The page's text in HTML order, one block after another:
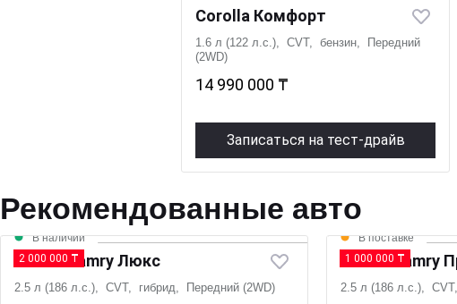
Corolla Комфорт
1.6 л (122 л.с.), CVT, бензин, Передний
(2WD)
14 990 000 ₸
Записаться на тест-драйв
Рекомендованные авто
2 000 000 ₸
В наличии
Новая Camry Люкс
2.5 л (186 л.с.), CVT, гибрид, Передний (2WD)
1 000 000 ₸
В поставке
Новая Camry
2.5 л (186 л.с.),